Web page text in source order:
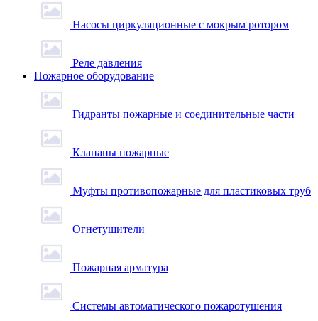
Насосы циркуляционные с мокрым ротором
Реле давления
Пожарное оборудование
Гидранты пожарные и соединительные части
Клапаны пожарные
Муфты противопожарные для пластиковых труб
Огнетушители
Пожарная арматура
Системы автоматического пожаротушения